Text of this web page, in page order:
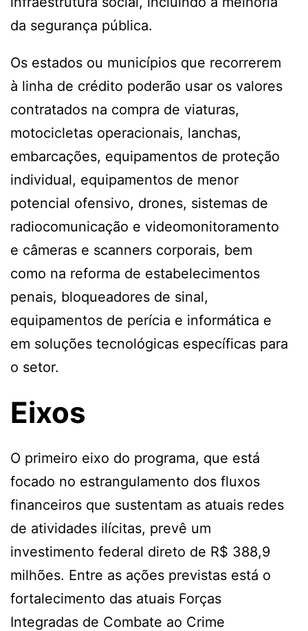
da segurança pública.
Os estados ou municípios que recorrerem
à linha de crédito poderão usar os valores
contratados na compra de viaturas,
motocicletas operacionais, lanchas,
embarcações, equipamentos de proteção
individual, equipamentos de menor
potencial ofensivo, drones, sistemas de
radiocomunicação e videomonitoramento
e câmeras e scanners corporais, bem
como na reforma de estabelecimentos
penais, bloqueadores de sinal,
equipamentos de perícia e informática e
em soluções tecnológicas específicas para
o setor.
Eixos
O primeiro eixo do programa, que está
focado no estrangulamento dos fluxos
financeiros que sustentam as atuais redes
de atividades ilícitas, prevê um
investimento federal direto de R$ 388,9
milhões. Entre as ações previstas está o
fortalecimento das atuais Forças
Integradas de Combate ao Crime